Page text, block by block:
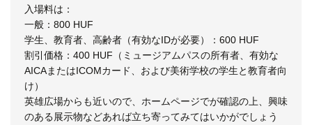
入場料は：
一般：800 HUF
学生、教育者、高齢者（有効なIDが必要）：600 HUF
割引価格：400 HUF（ミュージアムパスの所有者、有効な
AICAまたはICOMカード、および美術学校の学生と教育者向
け）
英雄広場からも近いので、ホームページでが確認の上、興味
のある展示物などあれば立ち寄ってみてはいかがでしょう